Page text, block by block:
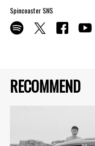
RECOMMEND
Spincoaster SNS